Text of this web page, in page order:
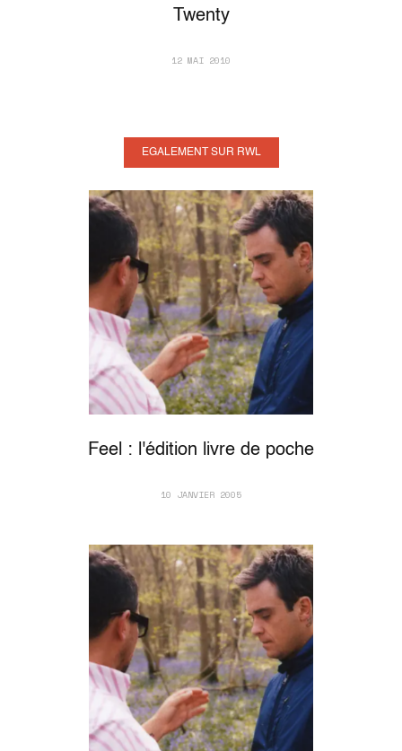
Twenty
12 MAI 2010
EGALEMENT SUR RWL
Feel : l'édition livre de poche
10 JANVIER 2005